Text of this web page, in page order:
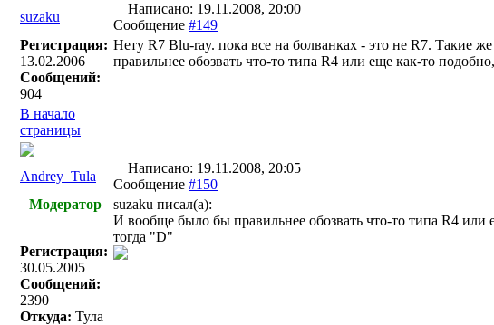
suzaku
Написано: 19.11.2008, 20:00
Сообщение #149
Регистрация:
13.02.2006
Сообщений:
904
Нету R7 Blu-ray. пока все на болванках - это не R7. Такие
правильнее обозвать что-то типа R4 или еще как-то
В начало
страницы
Andrey_Tula
Написано: 19.11.2008, 20:05
Сообщение #150
Модератор
Регистрация:
30.05.2005
Сообщений:
2390
Откуда: Тула
suzaku писал(a):
И вообще было бы правильнее обозвать что-то типа R4 или
тогда "D"